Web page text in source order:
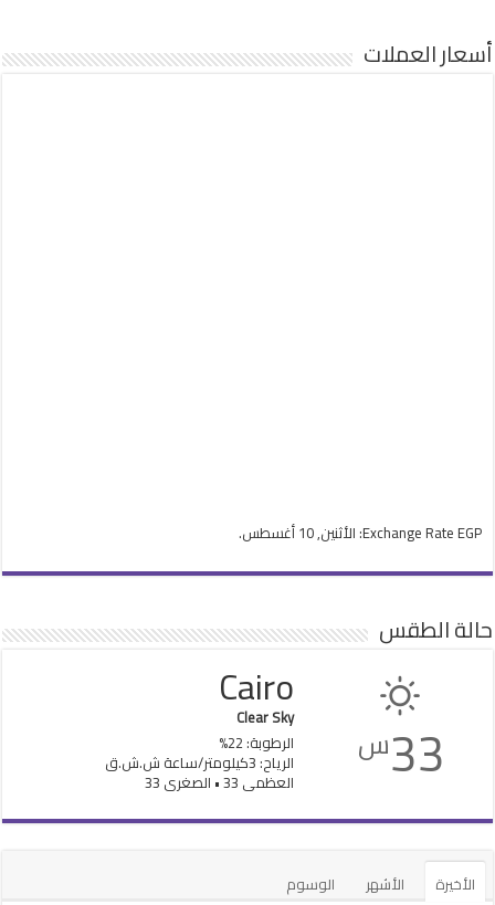
أسعار العملات
Exchange Rate EGP : الأثنين, 10 أغسطس.
حالة الطقس
33س
Cairo
Clear Sky
الرطوبة: 22%
الرياح: 3كيلومتر/ساعة ش.ش.ق‎
العظمى 33 • الصغرى 33
الأخيرة الأشهر
الوسوم